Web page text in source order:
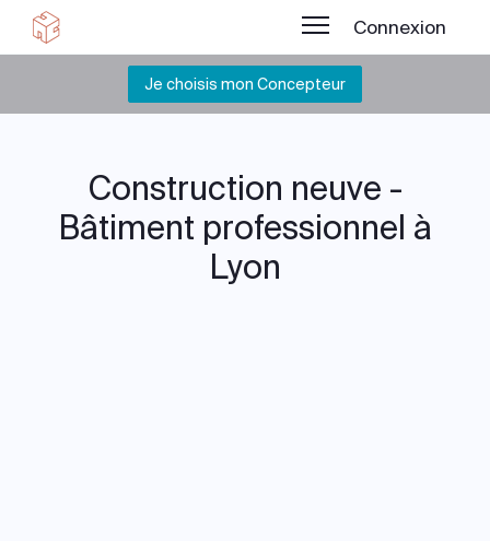
Connexion
Je choisis mon Concepteur
Construction neuve -
Bâtiment professionnel à
Lyon